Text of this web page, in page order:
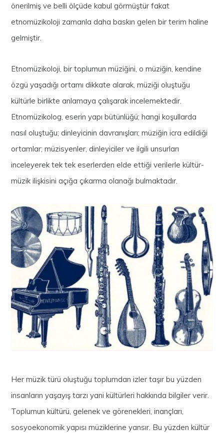
önerilmiş ve belli ölçüde kabul görmüştür fakat
etnomüzikoloji zamanla daha baskın gelen bir terim haline
gelmiştir.
Etnomüzikoloji, bir toplumun müziğini, o müziğin, kendine
özgü yaşadığı ortamı dikkate alarak, müziği oluştuğu
kültürle birlikte anlamaya çalışarak incelemektedir.
Etnomüzikolog, eserin yapı bütünlüğü; hangi koşullarda
nasıl oluştuğu; dinleyicinin davranışları; müziğin icra edildiği
ortamlar; müzisyenler, dinleyiciler ve ilgili unsurları
inceleyerek tek tek eserlerden elde ettiği verilerle kültür-
müzik ilişkisini açığa çıkarma olanağı bulmaktadır.
Her müzik türü oluştuğu toplumdan izler taşır bu yüzden
insanların yaşayış tarzı yani kültürleri hakkında bilgiler verir.
Toplumun kültürü, gelenek ve görenekleri, inançları,
sosyoekonomik yapısı müziklerine yansır. Bu yüzden kültür